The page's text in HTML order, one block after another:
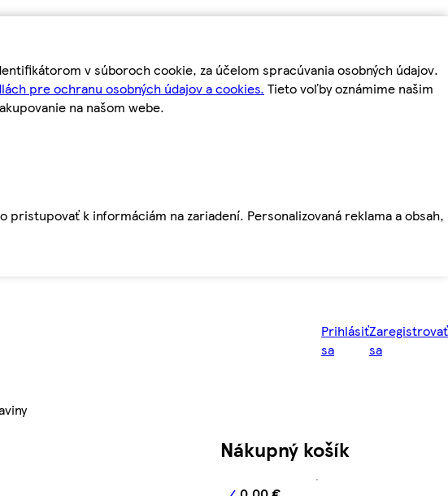
v súboroch cookie, za účelom spracúvania osobných údajov.
pre ochranu osobných údajov a cookies. Tieto voľby oznámime našim
na našom webe.
k informáciám na zariadení. Personalizovaná reklama a obsah,
Prihlásiť
sa
Zaregistrovať
sa
Nákupný košík